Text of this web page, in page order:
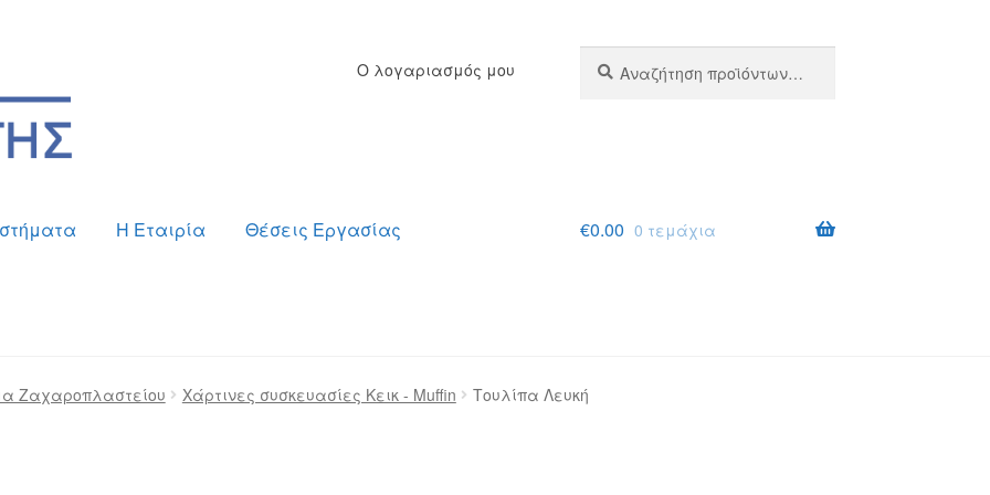
Ο λογαριασμός μου
για:
Η Εταιρία Θέσεις Εργασίας
Checkout Δημιουργία Λογαριασμού Χονδρικής
€0.00 0 τεμάχια
Ζαχαροπλαστείου Χάρτινες συσκευασίες Κεικ - Muffin Τουλίπα Λευκή